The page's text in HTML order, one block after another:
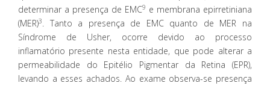
determinar a presença de EMC9 e membrana epirretiniana
(MER)3. Tanto a presença de EMC quanto de MER na
Síndrome de Usher, ocorre devido ao processo
inflamatório presente nesta entidade, que pode alterar a
permeabilidade do Epitélio Pigmentar da Retina (EPR),
levando a esses achados. Ao exame observa-se presença